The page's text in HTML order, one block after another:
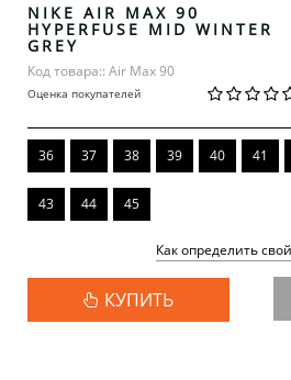
NIKE AIR MAX 90
HYPERFUSE MID WINTER
GREY
Код товара:: Air Max 90
Оценка покупателей
36 37 38 39 40 41
43 44 45
Как определить
КУПИТЬ